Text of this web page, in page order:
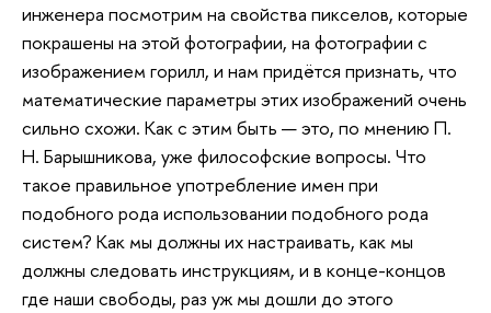
инженера посмотрим на свойства пикселов, которые
покрашены на этой фотографии, на фотографии с
изображением горилл, и нам придётся признать, что
математические параметры этих изображений очень
сильно схожи. Как с этим быть — это, по мнению П.
Н. Барышникова, уже философские вопросы. Что
такое правильное употребление имен при
подобного рода использовании подобного рода
систем? Как мы должны их настраивать, как мы
должны следовать инструкциям, и в конце-концов
где наши свободы, раз уж мы дошли до этого